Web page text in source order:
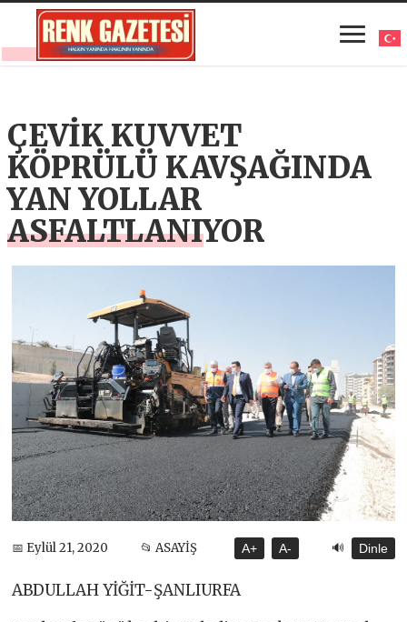
ÇEVİK KUVVET
KÖPRÜLÜ KAVŞAĞINDA
YAN YOLLAR
ASFALTLANIYOR
📅 Eylül 21, 2020 📂 ASAYİŞ A+ A- 🔊 Dinle
ABDULLAH YİĞİT-ŞANLIURFA